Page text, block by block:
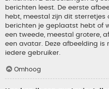
berichten leest. De eerste
hebt, meestal zijn dit sterretjes
berichten je geplaatst hebt of
een tweede, meestal grotere,
een avatar. Deze afbeelding is
iedere gebruiker.
Omhoog